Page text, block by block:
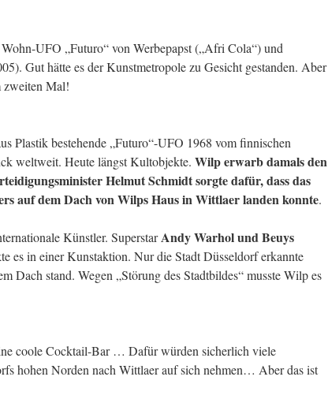
UFO „Futuro“ von Werbepapst („Afri Cola“) und
Gut hätte es der Kunstmetropole zu Gesicht gestanden. Aber
Mal!
Plastik bestehende „Futuro“-UFO 1968 vom finnischen
weltweit. Heute längst Kultobjekte. Wilp erwarb damals den
Helmut Schmidt sorgte dafür, dass das
auf dem Dach von Wilps Haus in Wittlaer landen konnte.
Künstler. SuperstarAndy Warhol und Beuys
es in einer Kunstaktion. Nur die Stadt Düsseldorf erkannte
Dach stand. Wegen „Störung des Stadtbildes“ musste Wilp es
coole Cocktail-Bar … Dafür würden sicherlich viele
hohen Norden nach Wittlaer auf sich nehmen… Aber das ist